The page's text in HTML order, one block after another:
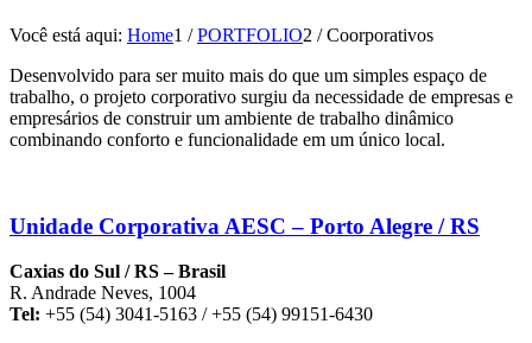
Você está aqui: Home1 / PORTFOLIO2 / Coorporativos
Desenvolvido para ser muito mais do que um simples espaço de
trabalho, o projeto corporativo surgiu da necessidade de empresas e
empresários de construir um ambiente de trabalho dinâmico
combinando conforto e funcionalidade em um único local.
Unidade Corporativa AESC – Porto Alegre / RS
Caxias do Sul / RS – Brasil
R. Andrade Neves, 1004
Tel: +55 (54) 3041-5163 / +55 (54) 99151-6430